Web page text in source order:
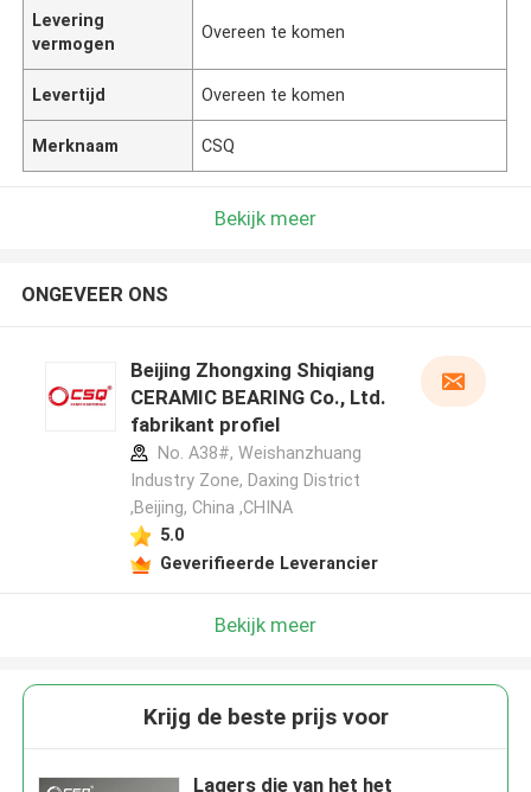
Levering
vermogen
Overeen te komen
Levertijd Overeen te komen
Merknaam CSQ
Bekijk meer
ONGEVEER ONS
Beijing Zhongxing Shiqiang
CERAMIC BEARING Co., Ltd.
fabrikant profiel
No. A38#, Weishanzhuang
Industry Zone, Daxing District
,Beijing, China ,CHINA
5.0
Geverifieerde Leverancier
Bekijk meer
Krijg de beste prijs voor
Lagers die van het het